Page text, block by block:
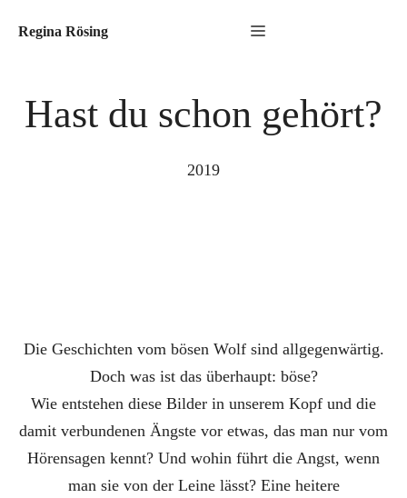
InhaltRegina Rösing Menu
Hast du schon gehört?
2019
Die Geschichten vom bösen Wolf sind allgegenwärtig.
Doch was ist das überhaupt: böse?
Wie entstehen diese Bilder in unserem Kopf und die
damit verbundenen Ängste vor etwas, das man nur vom
Hörensagen kennt? Und wohin führt die Angst, wenn
man sie von der Leine lässt? Eine heitere